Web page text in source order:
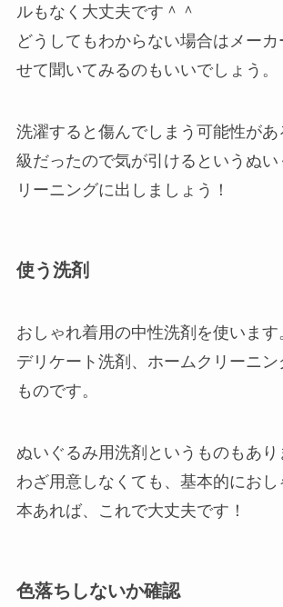
ルもなく大丈夫です＾＾
どうしてもわからない場合はメー
せて聞いてみるのもいいでしょう。
洗濯すると傷んでしまう可能性があ
級だったので気が引けるというぬい
リーニングに出しましょう！
使う洗剤
おしゃれ着用の中性洗剤を使います
デリケート洗剤、ホームクリーニン
ものです。
ぬいぐるみ用洗剤というものもあ
わざ用意しなくても、基本的におし
本あれば、これで大丈夫です！
色落ちしないか確認